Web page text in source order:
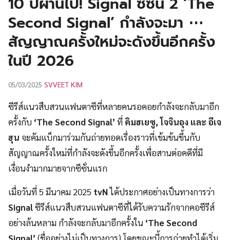
Second Signal’ กำลังจะมา ⋯
สัญญาณครั้งใหม่จะดังขึ้นอีกครั้ง
ในปี 2026
05/03/2025 SVVEET KIM
ซีรีส์แนวสืบสวนแฟนตาซีที่หลายคนรอคอยกำลังจะกลับมาอีก
ครั้งกับ ‘The Second Signal’ ที่ คิมฮเยซู,โจจินอุง และ อีเจ
ฮุน จะคัมแบ็กมาร่วมกันถ่ายทอดเรื่องราวที่เข้มข้นขึ้นกับ
สัญญาณครั้งใหม่ที่กำลังจะดังขึ้นอีกครั้งเพื่อสานต่อคดีที่มี
เงื่อนงำมากมายจากซีซั่นแรก
เมื่อวันที่ 5 มีนาคม 2025 tvNได้ประกาศอย่างเป็นทางการว่า
Signalซีรีส์แนวสืบสวนแฟนตาซีที่ได้รับความรักจากคอซีรีส์
อย่างล้นหลาม กำลังจะกลับมาอีกครั้งใน ‘The Second